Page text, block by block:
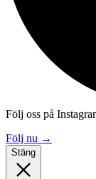
Följ oss på
Följ nu →
Stäng